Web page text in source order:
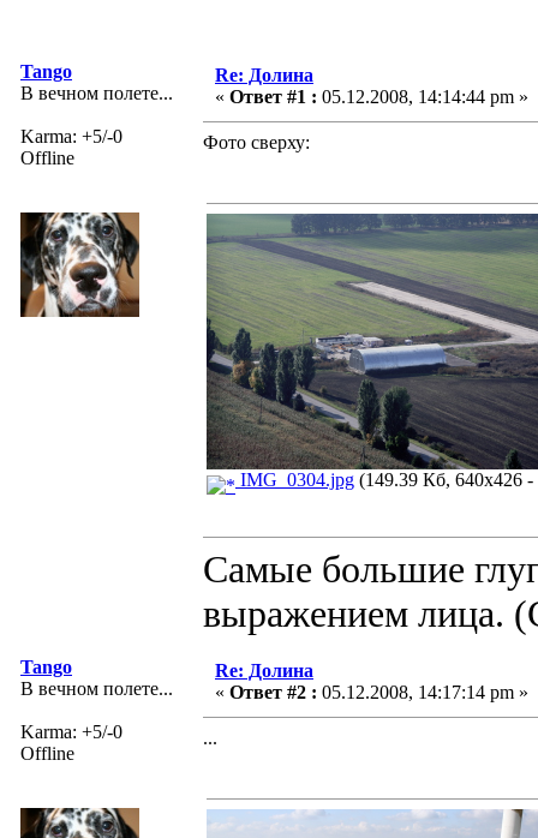
Tango
В вечном полете...
Karma: +5/-0
Offline
Re: Долина
« Ответ #1 : 05.12.2008, 14:14:44 pm »
Фото сверху:
IMG_0304.jpg (149.39 Кб, 640x426 -
Самые большие
выражением лица.
Tango
В вечном полете...
Karma: +5/-0
Offline
Re: Долина
« Ответ #2 : 05.12.2008, 14:17:14 pm »
...